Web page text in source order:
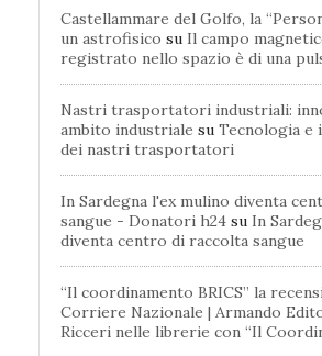
Castellammare del Golfo, la
un astrofisico su Il campo
registrato nello spazio è di una
Nastri trasportatori industriali:
ambito industriale su Tecnologia e
dei nastri trasportatori
In Sardegna l'ex mulino diventa
sangue - Donatori h24 su In
diventa centro di raccolta sangue
“Il coordinamento BRICS” la
Corriere Nazionale | Armando
Ricceri nelle librerie con “Il